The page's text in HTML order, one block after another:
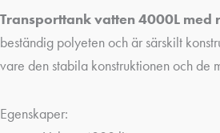
Transporttank vatten 4000L med
beständig polyeten och är särskilt
vare den stabila konstruktionen och de
Egenskaper: